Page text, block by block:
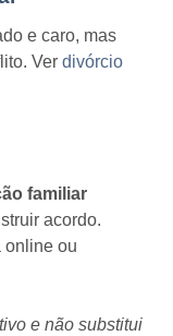
e caro, mas
Ver divórcio
familiar
acordo.
online ou
e não substitui